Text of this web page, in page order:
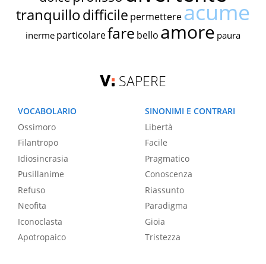
tranquillodifficile permettereacume
inerme particolarefare bello amore paura
SAPERE
VOCABOLARIO
Ossimoro
Filantropo
Idiosincrasia
Pusillanime
Refuso
Neofita
Iconoclasta
Apotropaico
SINONIMI E CONTRARI
Libertà
Facile
Pragmatico
Conoscenza
Riassunto
Paradigma
Gioia
Tristezza